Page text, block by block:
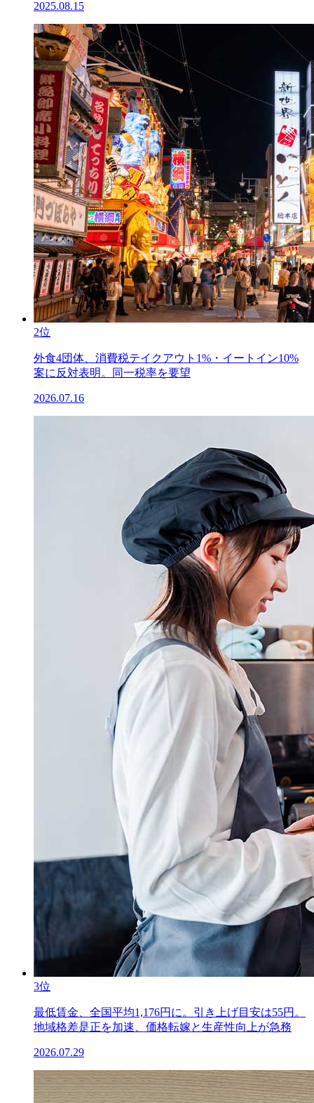
2025.08.15
2位
外食4団体、消費税テイクアウト1%・イートイン10%
案に反対表明。同一税率を要望
2026.07.16
3位
最低賃金、全国平均1,176円に。引き上げ目安は55円。
地域格差是正を加速、価格転嫁と生産性向上が急務
2026.07.29